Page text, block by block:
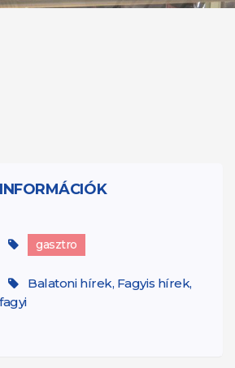
INFORMÁCIÓK
gasztro
Balatoni hírek, Fagyis hírek,
fagyi